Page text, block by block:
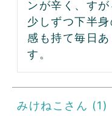
ンが辛く、す
少しずつ下半
感も持て毎日
す。
みけねこ 1